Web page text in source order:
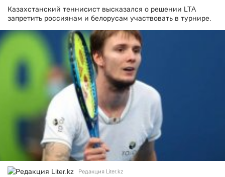
Казахстанский теннисист высказался о решении LTA
запретить россиянам и белорусам участвовать в турнире.
Редакция Liter.kz